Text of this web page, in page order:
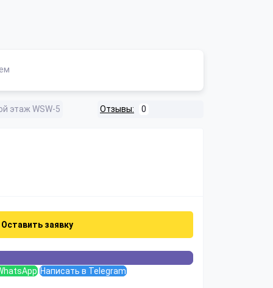
этаж WSW-5 Отзывы: 0
Оставить заявку
Написать в Telegram